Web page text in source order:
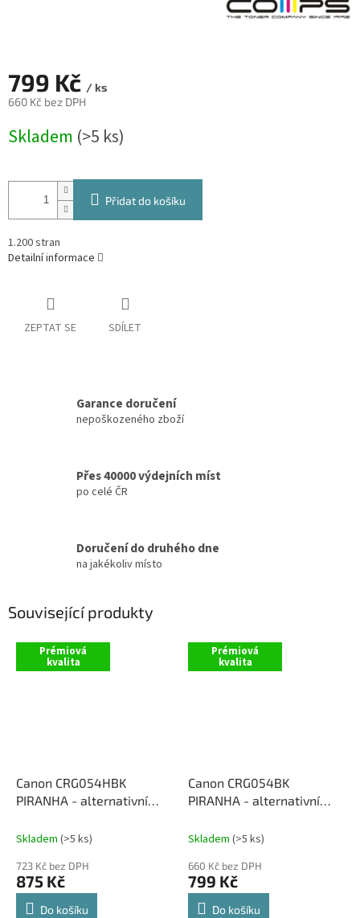
799 Kč / ks
660 Kč bez DPH
cena:
Skladem (>5 ks)
Přidat do košíku
1.200 stran
Detailní informace
ZEPTAT SE SDÍLET
Garance doručení
nepoškozeného zboží
Přes 40000 výdejních míst
po celé ČR
Doručení do druhého dne
na jakékoliv místo
Související produkty
Prémiová
kvalita
Canon CRG054HBK
PIRANHA - alternativní
Skladem (>5 ks)
723 Kč bez DPH
875 Kč
Do košíku
Prémiová
kvalita
Canon CRG054BK
PIRANHA - alternativní
Skladem (>5 ks)
660 Kč bez DPH
799 Kč
Do košíku